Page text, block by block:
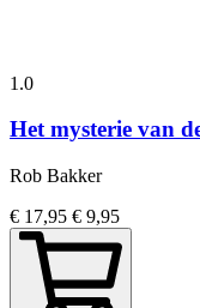
1.0
Het mysterie van
Rob Bakker
€ 17,95 € 9,95